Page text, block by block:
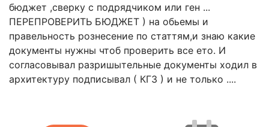
бюджет ,сверку с подрядчиком или ген ...
ПЕРЕПРОВЕРИТЬ БЮДЖЕТ ) на обьемы и
правельность рознесение по статтям,и знаю какие
документы нужны чтоб проверить все ето. И
согласовывал разришытельные документы ходил в
архитектуру подписывал ( КГЗ ) и не только ....